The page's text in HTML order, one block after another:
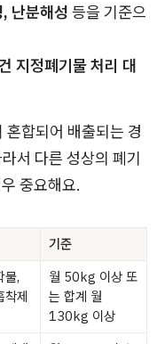
난분해성 등을 기준으
지정폐기물 처리 대
합되어 배출되는 경
서 다른 성상의 폐기
중요해요.
기준
물,
착제
월 50kg 이상 또
는 합계 월
130kg 이상